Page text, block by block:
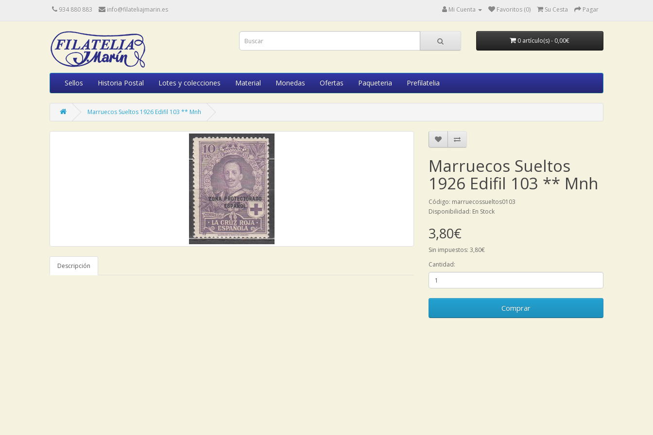
934 880 883 info@filateliajmarin.es Mi Cuenta Favoritos (0) Su Cesta Pagar
0 artículo(s) - 0,00€
Sellos Historia Postal Lotes y colecciones Material Monedas Ofertas Paqueteria Prefilatelia
Marruecos Sueltos 1926 Edifil 103 ** Mnh
Descripción
Marruecos Sueltos
1926 Edifil 103 ** Mnh
Código: marruecossueltos0103
Disponibilidad: En Stock
3,80€
Sin impuestos: 3,80€
Cantidad:
Comprar